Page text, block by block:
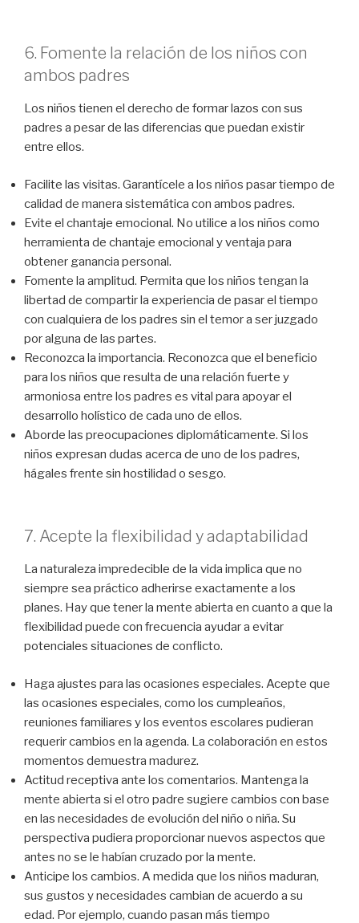
6. Fomente la relación de los niños con
ambos padres
Los niños tienen el derecho de formar lazos con sus
padres a pesar de las diferencias que puedan existir
entre ellos.
Facilite las visitas. Garantícele a los niños pasar tiempo de
calidad de manera sistemática con ambos padres.
Evite el chantaje emocional. No utilice a los niños como
herramienta de chantaje emocional y ventaja para
obtener ganancia personal.
Fomente la amplitud. Permita que los niños tengan la
libertad de compartir la experiencia de pasar el tiempo
con cualquiera de los padres sin el temor a ser juzgado
por alguna de las partes.
Reconozca la importancia. Reconozca que el beneficio
para los niños que resulta de una relación fuerte y
armoniosa entre los padres es vital para apoyar el
desarrollo holístico de cada uno de ellos.
Aborde las preocupaciones diplomáticamente. Si los
niños expresan dudas acerca de uno de los padres,
hágales frente sin hostilidad o sesgo.
7. Acepte la flexibilidad y adaptabilidad
La naturaleza impredecible de la vida implica que no
siempre sea práctico adherirse exactamente a los
planes. Hay que tener la mente abierta en cuanto a que la
flexibilidad puede con frecuencia ayudar a evitar
potenciales situaciones de conflicto.
Haga ajustes para las ocasiones especiales. Acepte que
las ocasiones especiales, como los cumpleaños,
reuniones familiares y los eventos escolares pudieran
requerir cambios en la agenda. La colaboración en estos
momentos demuestra madurez.
Actitud receptiva ante los comentarios. Mantenga la
mente abierta si el otro padre sugiere cambios con base
en las necesidades de evolución del niño o niña. Su
perspectiva pudiera proporcionar nuevos aspectos que
antes no se le habían cruzado por la mente.
Anticipe los cambios. A medida que los niños maduran,
sus gustos y necesidades cambian de acuerdo a su
edad. Por ejemplo, cuando pasan más tiempo